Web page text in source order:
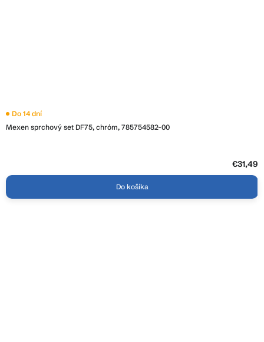
Mexen sprchový set DF75, chróm, 785754582-00
Do 14 dní
€31,49
Do košíka